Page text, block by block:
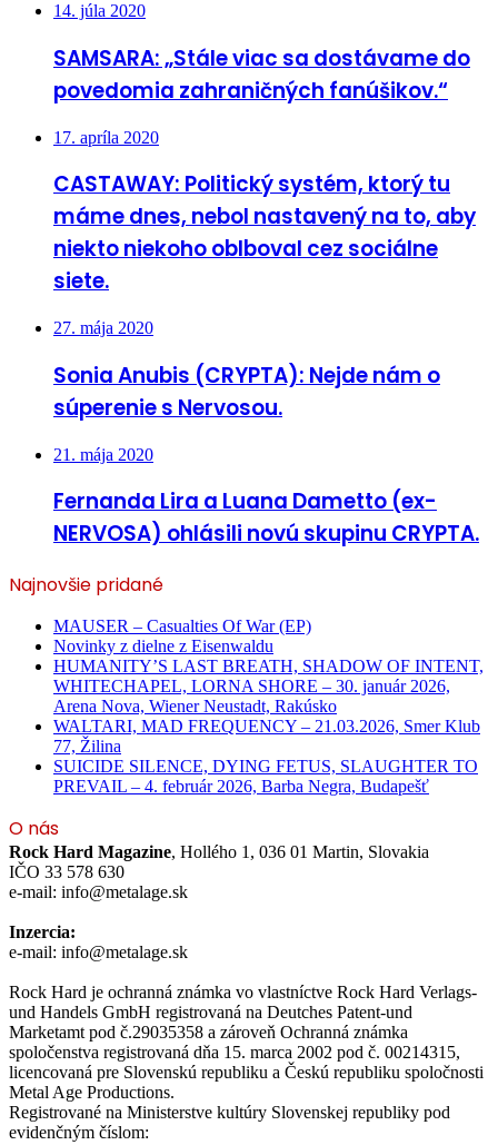
14. júla 2020
SAMSARA: „Stále viac sa dostávame do
povedomia zahraničných fanúšikov.“
17. apríla 2020
CASTAWAY: Politický systém, ktorý tu
máme dnes, nebol nastavený na to, aby
niekto niekoho oblboval cez sociálne
siete.
27. mája 2020
Sonia Anubis (CRYPTA): Nejde nám o
súperenie s Nervosou.
21. mája 2020
Fernanda Lira a Luana Dametto (ex-
NERVOSA) ohlásili novú skupinu CRYPTA.
Najnovšie pridané
MAUSER – Casualties Of War (EP)
Novinky z dielne z Eisenwaldu
HUMANITY’S LAST BREATH, SHADOW OF INTENT,
WHITECHAPEL, LORNA SHORE – 30. január 2026,
Arena Nova, Wiener Neustadt, Rakúsko
WALTARI, MAD FREQUENCY – 21.03.2026, Smer Klub
77, Žilina
SUICIDE SILENCE, DYING FETUS, SLAUGHTER TO
PREVAIL – 4. február 2026, Barba Negra, Budapešť
O nás
Rock Hard Magazine, Hollého 1, 036 01 Martin, Slovakia
IČO 33 578 630
e-mail: info@metalage.sk
Inzercia:
e-mail: info@metalage.sk
Rock Hard je ochranná známka vo vlastníctve Rock Hard Verlags-
und Handels GmbH registrovaná na Deutches Patent-und
Marketamt pod č.29035358 a zároveň Ochranná známka
spoločenstva registrovaná dňa 15. marca 2002 pod č. 00214315,
licencovaná pre Slovenskú republiku a Českú republiku spoločnosti
Metal Age Productions.
Registrované na Ministerstve kultúry Slovenskej republiky pod
evidenčným číslom: